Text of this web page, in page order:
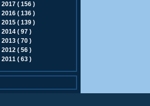
2017 ( 156 )
2016 ( 136 )
2015 ( 139 )
2014 ( 97 )
2013 ( 70 )
2012 ( 56 )
2011 ( 63 )